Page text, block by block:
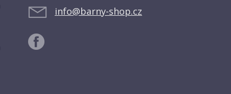
info@barny-shop.cz